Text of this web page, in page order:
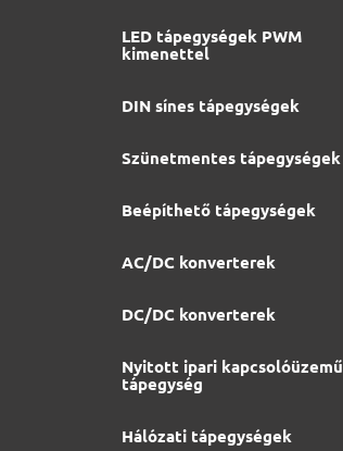
LED tápegységek PWM
kimenettel
DIN sínes tápegységek
Szünetmentes tápegységek
Beépíthető tápegységek
AC/DC konverterek
DC/DC konverterek
Nyitott ipari kapcsolóüzemű
tápegység
Hálózati tápegységek